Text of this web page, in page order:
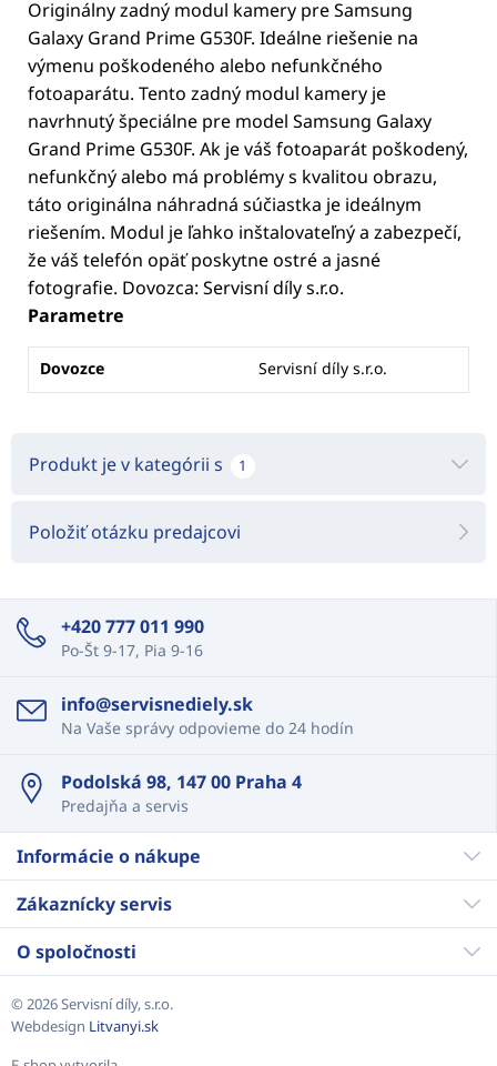
Originálny zadný modul kamery pre Samsung
Galaxy Grand Prime G530F. Ideálne riešenie na
výmenu poškodeného alebo nefunkčného
fotoaparátu. Tento zadný modul kamery je
navrhnutý špeciálne pre model Samsung Galaxy
Grand Prime G530F. Ak je váš fotoaparát poškodený,
nefunkčný alebo má problémy s kvalitou obrazu,
táto originálna náhradná súčiastka je ideálnym
riešením. Modul je ľahko inštalovateľný a zabezpečí,
že váš telefón opäť poskytne ostré a jasné
fotografie. Dovozca: Servisní díly s.r.o.
Parametre
Dovozce Servisní díly s.r.o.
Produkt je v kategórii s 1
Položiť otázku predajcovi
+420 777 011 990
Po-Št 9-17, Pia 9-16
info@servisnediely.sk
Na Vaše správy odpovieme do 24 hodín
Podolská 98, 147 00 Praha 4
Predajňa a servis
Informácie o nákupe
Zákaznícky servis
O spoločnosti
© 2026 Servisní díly, s.r.o.
Webdesign Litvanyi.sk